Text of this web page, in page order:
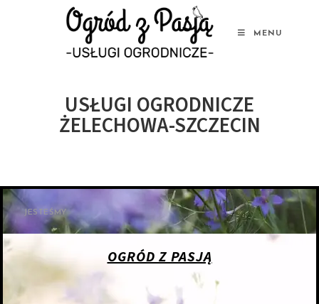
MENU
USŁUGI OGRODNICZE
ŻELECHOWA-SZCZECIN
JESTEŚMY
OGRÓD Z PASJĄ